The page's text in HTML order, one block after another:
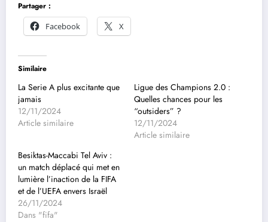
Partager :
Facebook
X
Similaire
La Serie A plus excitante que
jamais
12/11/2024
Article similaire
Ligue des Champions 2.0 :
Quelles chances pour les
“outsiders” ?
12/11/2024
Article similaire
Besiktas-Maccabi Tel Aviv :
un match déplacé qui met en
lumière l’inaction de la FIFA
et de l’UEFA envers Israël
26/11/2024
Dans "fifa"